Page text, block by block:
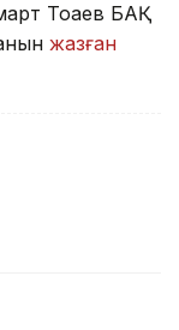
Тоқаев БАҚ
жазған